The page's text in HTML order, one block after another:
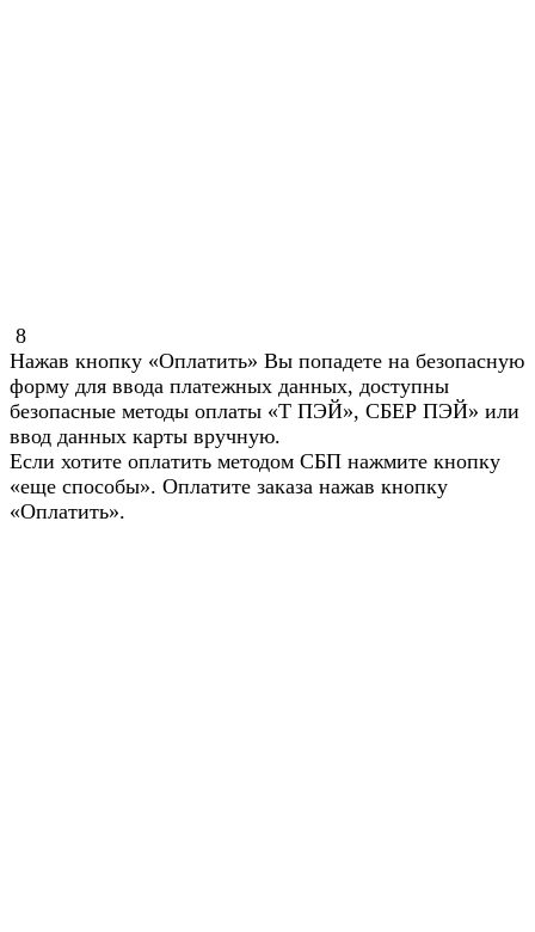
8
Нажав кнопку «Оплатить» Вы попадете на безопасную
форму для ввода платежных данных, доступны
безопасные методы оплаты «Т ПЭЙ», СБЕР ПЭЙ» или
ввод данных карты вручную.
Если хотите оплатить методом СБП нажмите кнопку
«еще способы». Оплатите заказа нажав кнопку
«Оплатить».